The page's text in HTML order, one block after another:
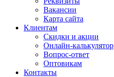
Вакансии
Карта сайта
Клиентам
Скидки и акции
Онлайн-калькулятор
Вопрос-ответ
Оптовикам
Контакты